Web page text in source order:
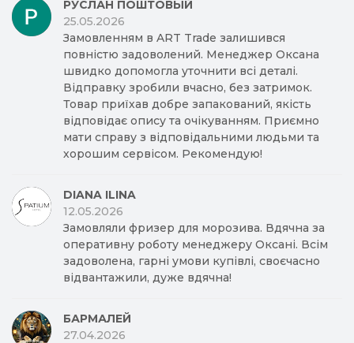
РУСЛАН ПОШТОВЫЙ
25.05.2026
Замовленням в ART Trade залишився
повністю задоволений. Менеджер Оксана
швидко допомогла уточнити всі деталі.
Відправку зробили вчасно, без затримок.
Товар приїхав добре запакований, якість
відповідає опису та очікуванням. Приємно
мати справу з відповідальними людьми та
хорошим сервісом. Рекомендую!
DIANA ILINA
12.05.2026
Замовляли фризер для морозива. Вдячна за
оперативну роботу менеджеру Оксані. Всім
задоволена, гарні умови купівлі, своєчасно
відвантажили, дуже вдячна!
БАРМАЛЕЙ
27.04.2026